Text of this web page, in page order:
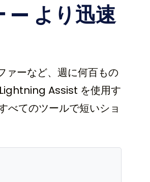
— より迅速
ァーなど、週に何百もの
Assist を使用す
べてのツールで短いショ